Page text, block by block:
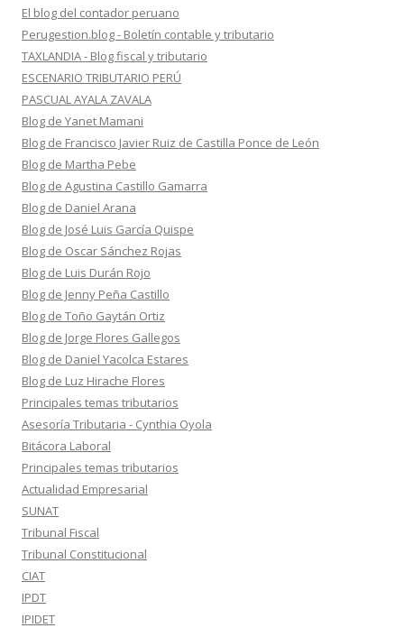
El blog del contador peruano
Perugestion.blog - Boletín contable y tributario
TAXLANDIA - Blog fiscal y tributario
ESCENARIO TRIBUTARIO PERÚ
PASCUAL AYALA ZAVALA
Blog de Yanet Mamani
Blog de Francisco Javier Ruiz de Castilla Ponce de León
Blog de Martha Pebe
Blog de Agustina Castillo Gamarra
Blog de Daniel Arana
Blog de José Luis García Quispe
Blog de Oscar Sánchez Rojas
Blog de Luis Durán Rojo
Blog de Jenny Peña Castillo
Blog de Toño Gaytán Ortiz
Blog de Jorge Flores Gallegos
Blog de Daniel Yacolca Estares
Blog de Luz Hirache Flores
Principales temas tributarios
Asesoría Tributaria - Cynthia Oyola
Bitácora Laboral
Principales temas tributarios
Actualidad Empresarial
SUNAT
Tribunal Fiscal
Tribunal Constitucional
CIAT
IPDT
IPIDET